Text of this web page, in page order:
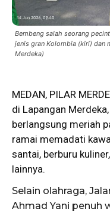
Bembeng salah seorang
jenis gran Kolombia (kiri) dan
Merdeka)
MEDAN, PILAR
di Lapangan
berlangsung meriah
ramai memadati
santai, berburu
lainnya.
Selain olahraga,
Ahmad Yani penuh